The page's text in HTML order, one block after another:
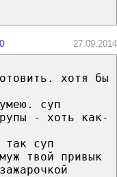
27.09.2014
хотя бы
суп
- хоть как-
суп
твой привык